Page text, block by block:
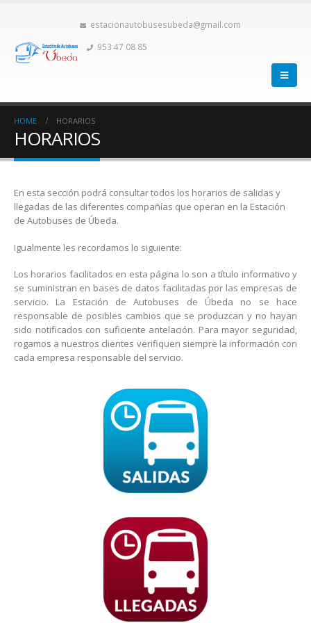
estacionautobusesubeda@gmail.com
953 47 08 85
HOME HORARIOS
HORARIOS
En esta sección podrá consultar todos los horarios de salidas y
llegadas de las diferentes compañías que operan en la Estación
de Autobuses de Úbeda.
Igualmente les recordamos lo siguiente:
Los horarios facilitados en esta página lo son a título informativo y
se suministran en bases de datos facilitadas por las empresas de
servicio. La Estación de Autobuses de Úbeda no se hace
responsable de posibles cambios que se produzcan y no hayan
sido notificados con suficiente antelación. Para mayor seguridad,
rogamos a nuestros clientes verifiquen siempre la información con
cada empresa responsable del servicio.